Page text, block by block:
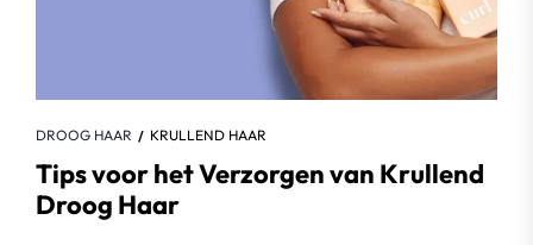
DROOG HAAR KRULLEND HAAR
Tips voor het Verzorgen van Krullend
Droog Haar